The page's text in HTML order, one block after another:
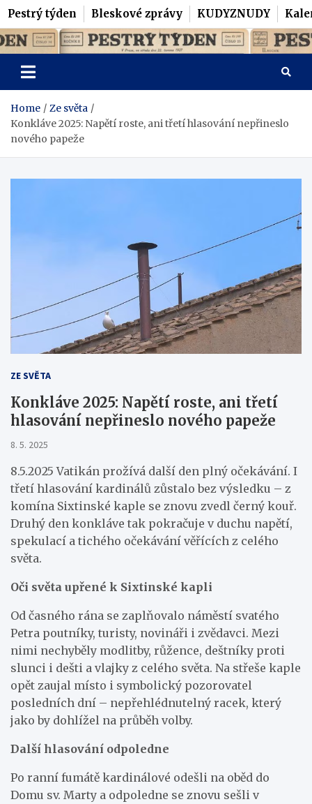
Pestrý týden Bleskové zprávy KUDYZNUDY
Skip
to
content
Pestrý Týden
Home
Ze světa
Konkláve 2025: Napětí roste, ani třetí hlasování nepřineslo
nového papeže
ZE SVĚTA
Konkláve 2025: Napětí roste, ani třetí
hlasování nepřineslo nového papeže
8. 5. 2025
8.5.2025 Vatikán prožívá další den plný očekávání. I
třetí hlasování kardinálů zůstalo bez výsledku – z
komína Sixtinské kaple se znovu zvedl černý kouř.
Druhý den konkláve tak pokračuje v duchu napětí,
spekulací a tichého očekávání věřících z celého
světa.
Oči světa upřené k Sixtinské kapli
Od časného rána se zaplňovalo náměstí svatého
Petra poutníky, turisty, novináři i zvědavci. Mezi
nimi nechyběly modlitby, růžence, deštníky proti
slunci i dešti a vlajky z celého světa. Na střeše kaple
opět zaujal místo i symbolický pozorovatel
posledních dní – nepřehlédnutelný racek, který
jako by dohlížel na průběh volby.
Další hlasování odpoledne
Po ranní fumátě kardinálové odešli na oběd do
Domu sv. Marty a odpoledne se znovu sešli v